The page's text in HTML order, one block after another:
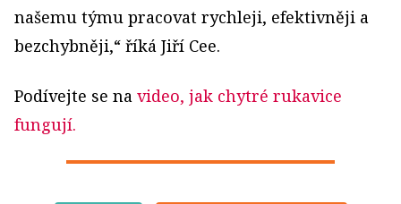
našemu týmu pracovat rychleji, efektivněji a
bezchybněji,“ říká Jiří Cee.
Podívejte se na video, jak chytré rukavice
fungují.